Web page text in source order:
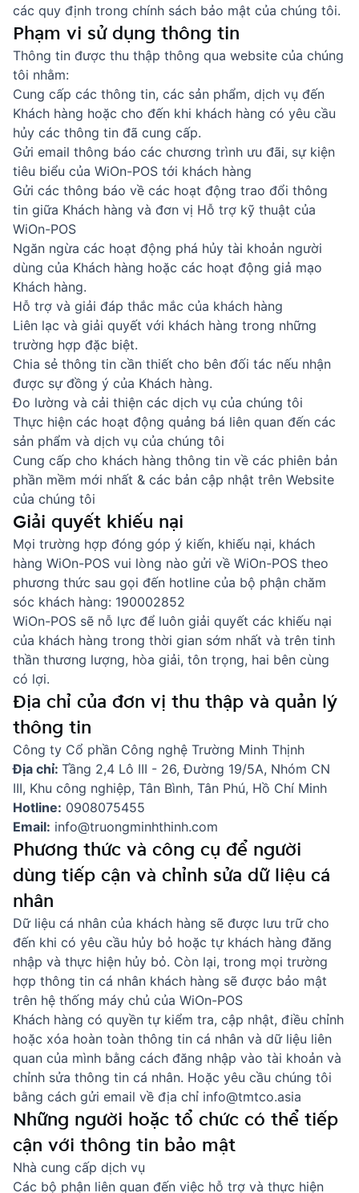
các quy định trong chính sách bảo mật của chúng tôi.
Phạm vi sử dụng thông tin
Thông tin được thu thập thông qua website của chúng
tôi nhằm:
Cung cấp các thông tin, các sản phẩm, dịch vụ đến
Khách hàng hoặc cho đến khi khách hàng có yêu cầu
hủy các thông tin đã cung cấp.
Gửi email thông báo các chương trình ưu đãi, sự kiện
tiêu biểu của WiOn-POS tới khách hàng
Gửi các thông báo về các hoạt động trao đổi thông
tin giữa Khách hàng và đơn vị Hỗ trợ kỹ thuật của
WiOn-POS
Ngăn ngừa các hoạt động phá hủy tài khoản người
dùng của Khách hàng hoặc các hoạt động giả mạo
Khách hàng.
Hỗ trợ và giải đáp thắc mắc của khách hàng
Liên lạc và giải quyết với khách hàng trong những
trường hợp đặc biệt.
Chia sẻ thông tin cần thiết cho bên đối tác nếu nhận
được sự đồng ý của Khách hàng.
Đo lường và cải thiện các dịch vụ của chúng tôi
Thực hiện các hoạt động quảng bá liên quan đến các
sản phẩm và dịch vụ của chúng tôi
Cung cấp cho khách hàng thông tin về các phiên bản
phần mềm mới nhất & các bản cập nhật trên Website
của chúng tôi
Giải quyết khiếu nại
Mọi trường hợp đóng góp ý kiến, khiếu nại, khách
hàng WiOn-POS vui lòng nào gửi về WiOn-POS theo
phương thức sau gọi đến hotline của bộ phận chăm
sóc khách hàng: 190002852
WiOn-POS sẽ nỗ lực để luôn giải quyết các khiếu nại
của khách hàng trong thời gian sớm nhất và trên tinh
thần thương lượng, hòa giải, tôn trọng, hai bên cùng
có lợi.
Địa chỉ của đơn vị thu thập và quản lý
thông tin
Công ty Cổ phần Công nghệ Trường Minh Thịnh
Địa chỉ: Tầng 2,4 Lô III - 26, Đường 19/5A, Nhóm CN
III, Khu công nghiệp, Tân Bình, Tân Phú, Hồ Chí Minh
Hotline: 0908075455
Email: info@truongminhthinh.com
Phương thức và công cụ để người
dùng tiếp cận và chỉnh sửa dữ liệu cá
nhân
Dữ liệu cá nhân của khách hàng sẽ được lưu trữ cho
đến khi có yêu cầu hủy bỏ hoặc tự khách hàng đăng
nhập và thực hiện hủy bỏ. Còn lại, trong mọi trường
hợp thông tin cá nhân khách hàng sẽ được bảo mật
trên hệ thống máy chủ của WiOn-POS
Khách hàng có quyền tự kiểm tra, cập nhật, điều chỉnh
hoặc xóa hoàn toàn thông tin cá nhân và dữ liệu liên
quan của mình bằng cách đăng nhập vào tài khoản và
chỉnh sửa thông tin cá nhân. Hoặc yêu cầu chúng tôi
bằng cách gửi email về địa chỉ info@tmtco.asia
Những người hoặc tổ chức có thể tiếp
cận với thông tin bảo mật
Nhà cung cấp dịch vụ
Các bộ phận liên quan đến việc hỗ trợ và thực hiện